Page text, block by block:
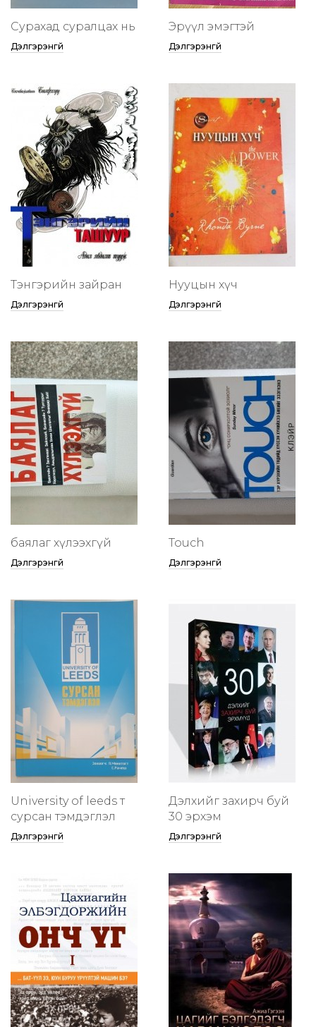
Сурахад суралцах нь
Дэлгэрэнгүй
Эрүүл эмэгтэй
Дэлгэрэнгүй
Тэнгэрийн зайран
Дэлгэрэнгүй
Нууцын хүч
Дэлгэрэнгүй
баялаг хүлээхгүй
Дэлгэрэнгүй
Touch
Дэлгэрэнгүй
University of leeds т
сурсан тэмдэглэл
Дэлгэрэнгүй
Дэлхийг захирч буй
30 эрхэм
Дэлгэрэнгүй